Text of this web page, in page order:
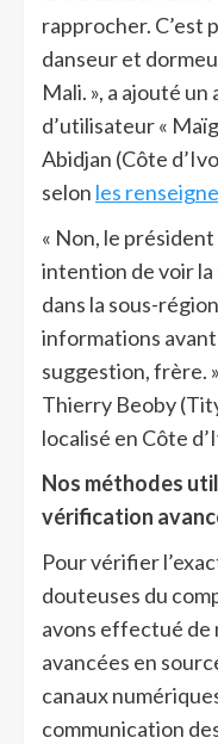
rapprocher. C’est
danseur et
Mali. », a ajouté
d’utilisateur «
Abidjan (Côte
selon les
« Non, le
intention de voir la
dans la sous-
informations avant
suggestion, frère.
Thierry Beoby
localisé en Côte
Nos méthodes
vérification
Pour vérifier
douteuses du
avons effectué de
avancées en
canaux
communication